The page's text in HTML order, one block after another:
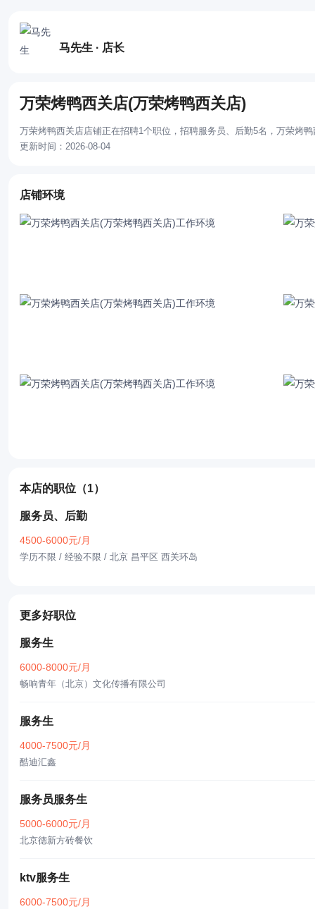
马先生 · 店长
万荣烤鸭西关店(万荣烤鸭西关店)
万荣烤鸭西关店店铺正在招聘1个职位，招聘服务员、后勤5名，万荣烤
更新时间：2026-08-04
店铺环境
本店的职位 （1）
服务员、后勤
4500-6000元/月
学历不限 / 经验不限 / 北京 昌平区 西关环岛
更多好职位
服务生
6000-8000元/月
畅响青年（北京）文化传播有限公司
服务生
4000-7500元/月
酷迪汇鑫
服务员服务生
5000-6000元/月
北京德新方砖餐饮
ktv服务生
6000-7500元/月